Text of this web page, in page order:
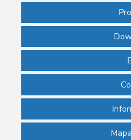
Phmetro digital